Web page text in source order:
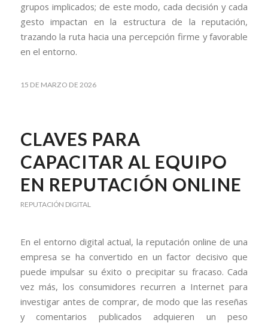
grupos implicados; de este modo, cada decisión y cada
gesto impactan en la estructura de la reputación,
trazando la ruta hacia una percepción firme y favorable
en el entorno.
15 DE MARZO DE 2026
CLAVES PARA
CAPACITAR AL EQUIPO
EN REPUTACIÓN ONLINE
REPUTACIÓN DIGITAL
En el entorno digital actual, la reputación online de una
empresa se ha convertido en un factor decisivo que
puede impulsar su éxito o precipitar su fracaso. Cada
vez más, los consumidores recurren a Internet para
investigar antes de comprar, de modo que las reseñas
y comentarios publicados adquieren un peso